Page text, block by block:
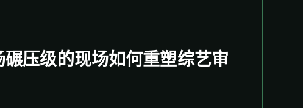
压级的现场如何重塑综艺审